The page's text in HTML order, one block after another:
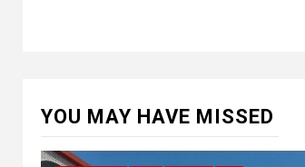
YOU MAY HAVE MISSED